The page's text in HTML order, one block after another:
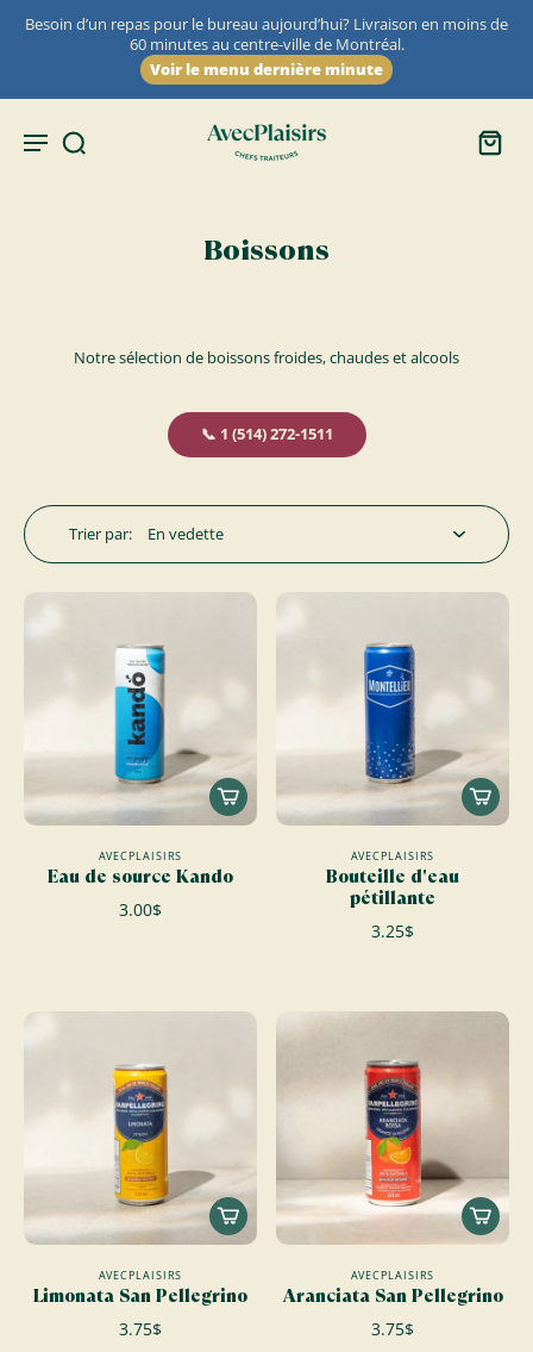
Besoin d’un repas pour le bureau aujourd’hui? Livraison en moins de
60 minutes au centre-ville de Montréal.
Voir le menu dernière minute
Boissons
Notre sélection de boissons froides, chaudes et alcools
📞︎ 1 (514) 272-1511
Trier par:
AVECPLAISIRS
Eau de source Kando
3.00$
AVECPLAISIRS
Bouteille d'eau
pétillante
3.25$
AVECPLAISIRS
Limonata San Pellegrino
3.75$
AVECPLAISIRS
Aranciata San Pellegrino
3.75$